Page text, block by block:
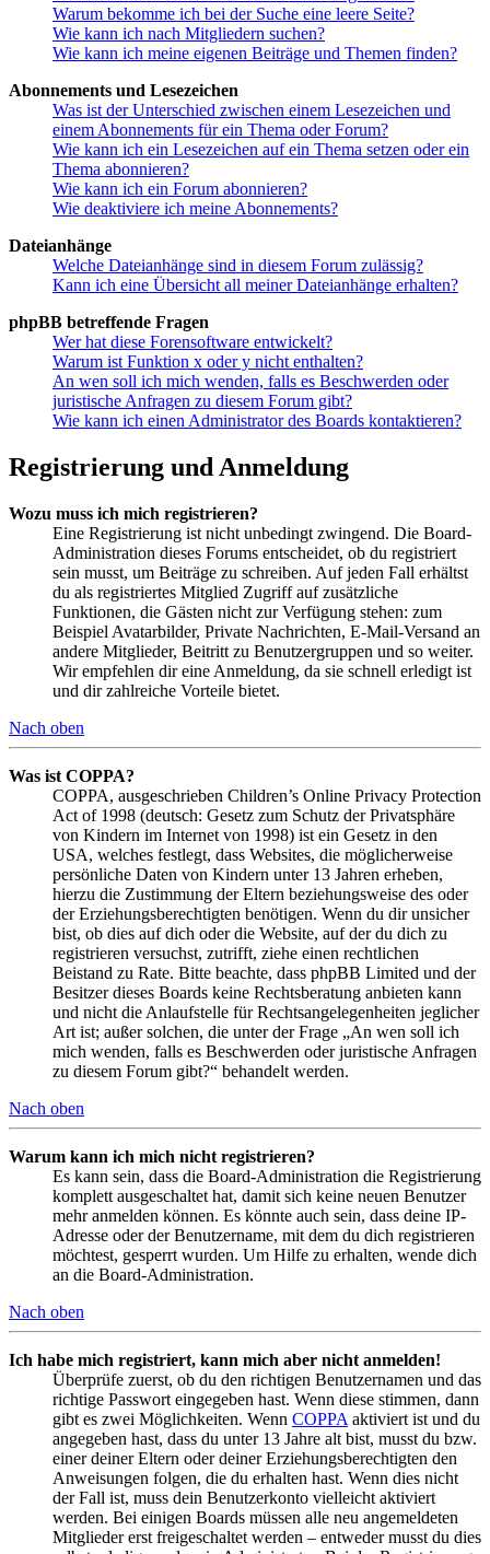
Warum bekomme ich bei der Suche eine leere Seite?
Wie kann ich nach Mitgliedern suchen?
Wie kann ich meine eigenen Beiträge und Themen finden?
Abonnements und Lesezeichen
Was ist der Unterschied zwischen einem Lesezeichen und
einem Abonnements für ein Thema oder Forum?
Wie kann ich ein Lesezeichen auf ein Thema setzen oder ein
Thema abonnieren?
Wie kann ich ein Forum abonnieren?
Wie deaktiviere ich meine Abonnements?
Dateianhänge
Welche Dateianhänge sind in diesem Forum zulässig?
Kann ich eine Übersicht all meiner Dateianhänge erhalten?
phpBB betreffende Fragen
Wer hat diese Forensoftware entwickelt?
Warum ist Funktion x oder y nicht enthalten?
An wen soll ich mich wenden, falls es Beschwerden oder
juristische Anfragen zu diesem Forum gibt?
Wie kann ich einen Administrator des Boards kontaktieren?
Registrierung und Anmeldung
Wozu muss ich mich registrieren?
Eine Registrierung ist nicht unbedingt zwingend. Die Board-
Administration dieses Forums entscheidet, ob du registriert
sein musst, um Beiträge zu schreiben. Auf jeden Fall erhältst
du als registriertes Mitglied Zugriff auf zusätzliche
Funktionen, die Gästen nicht zur Verfügung stehen: zum
Beispiel Avatarbilder, Private Nachrichten, E-Mail-Versand an
andere Mitglieder, Beitritt zu Benutzergruppen und so weiter.
Wir empfehlen dir eine Anmeldung, da sie schnell erledigt ist
und dir zahlreiche Vorteile bietet.
Nach oben
Was ist COPPA?
COPPA, ausgeschrieben Children’s Online Privacy Protection
Act of 1998 (deutsch: Gesetz zum Schutz der Privatsphäre
von Kindern im Internet von 1998) ist ein Gesetz in den
USA, welches festlegt, dass Websites, die möglicherweise
persönliche Daten von Kindern unter 13 Jahren erheben,
hierzu die Zustimmung der Eltern beziehungsweise des oder
der Erziehungsberechtigten benötigen. Wenn du dir unsicher
bist, ob dies auf dich oder die Website, auf der du dich zu
registrieren versuchst, zutrifft, ziehe einen rechtlichen
Beistand zu Rate. Bitte beachte, dass phpBB Limited und der
Besitzer dieses Boards keine Rechtsberatung anbieten kann
und nicht die Anlaufstelle für Rechtsangelegenheiten jeglicher
Art ist; außer solchen, die unter der Frage „An wen soll ich
mich wenden, falls es Beschwerden oder juristische Anfragen
zu diesem Forum gibt?“ behandelt werden.
Nach oben
Warum kann ich mich nicht registrieren?
Es kann sein, dass die Board-Administration die Registrierung
komplett ausgeschaltet hat, damit sich keine neuen Benutzer
mehr anmelden können. Es könnte auch sein, dass deine IP-
Adresse oder der Benutzername, mit dem du dich registrieren
möchtest, gesperrt wurden. Um Hilfe zu erhalten, wende dich
an die Board-Administration.
Nach oben
Ich habe mich registriert, kann mich aber nicht anmelden!
Überprüfe zuerst, ob du den richtigen Benutzernamen und das
richtige Passwort eingegeben hast. Wenn diese stimmen, dann
gibt es zwei Möglichkeiten. Wenn COPPA aktiviert ist und du
angegeben hast, dass du unter 13 Jahre alt bist, musst du bzw.
einer deiner Eltern oder deiner Erziehungsberechtigten den
Anweisungen folgen, die du erhalten hast. Wenn dies nicht
der Fall ist, muss dein Benutzerkonto vielleicht aktiviert
werden. Bei einigen Boards müssen alle neu angemeldeten
Mitglieder erst freigeschaltet werden – entweder musst du dies